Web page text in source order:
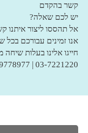
קשר בהקדם
יש לכם שאלה?
אל תהססו ליצור איתנו
אנו זמינים עבורכם
חייגו אלינו בעלות
03-7221220 | 03-9778977